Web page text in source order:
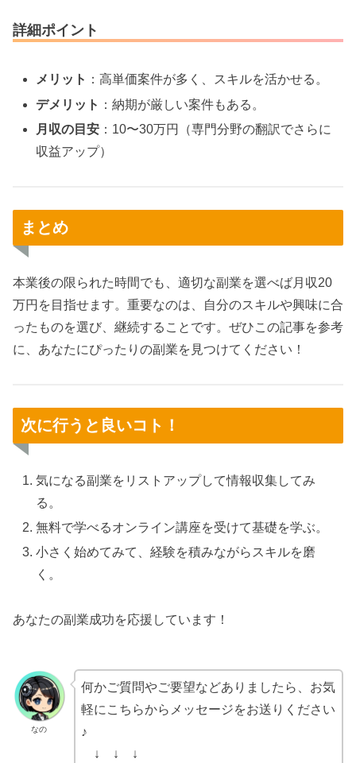
詳細ポイント
メリット ：高単価案件が多く、スキルを活かせる。
デメリット ：納期が厳しい案件もある。
月収の目安 ：10〜30万円（専門分野の翻訳でさらに
収益アップ）
まとめ
本業後の限られた時間でも、適切な副業を選べば月収20
万円を目指せます。重要なのは、自分のスキルや興味に合
ったものを選び、継続することです。ぜひこの記事を参考
に、あなたにぴったりの副業を見つけてください！
次に行うと良いコト！
気になる副業をリストアップして情報収集してみ
る。
無料で学べるオンライン講座を受けて基礎を学ぶ。
小さく始めてみて、経験を積みながらスキルを磨
く。
あなたの副業成功を応援しています！
なの
何かご質問やご要望などありましたら、お気
軽にこちらからメッセージをお送りください
♪
↓ ↓ ↓